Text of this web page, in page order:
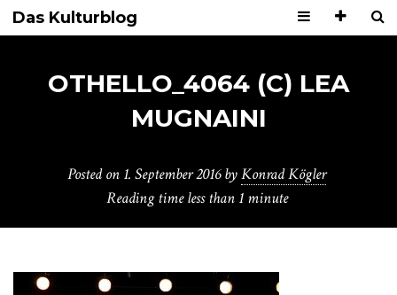
Das Kulturblog
OTHELLO_4064 (C) LEA
MUGNAINI
Posted on 1. September 2016 byKonrad Kögler
Reading timeless than 1 minute